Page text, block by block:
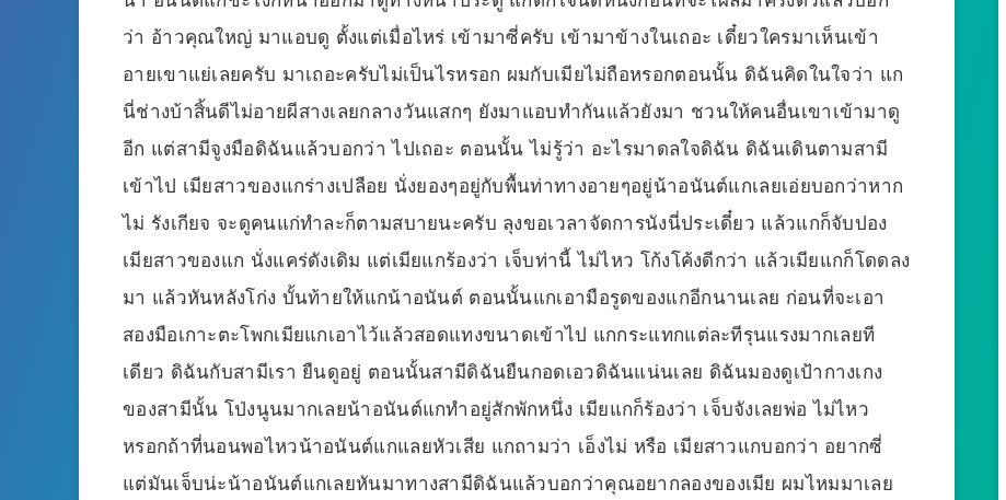
ว่า อ้าวคุณใหญ่ มาแอบดู ตั้งแต่เมื่อไหร่ เข้ามาซี่ครับ เข้ามาข้างในเถอะ เดี๋ยวใครมาเห็นเข้า
อายเขาแย่เลยครับ มาเถอะครับไม่เป็นไรหรอก ผมกับเมียไม่ถือหรอกตอนนั้น ดิฉันคิดในใจว่า แก
นี่ช่างบ้าสิ้นดีไม่อายผีสางเลยกลางวันแสกๆ ยังมาแอบทำกันแล้วยังมา ชวนให้คนอื่นเขาเข้ามาดู
อีก แต่สามีจูงมือดิฉันแล้วบอกว่า ไปเถอะ ตอนนั้น ไม่รู้ว่า อะไรมาดลใจดิฉัน ดิฉันเดินตามสามี
เข้าไป เมียสาวของแกร่างเปลือย นั่งยองๆอยู่กับพื้นท่าทางอายๆอยู่น้าอนันต์แกเลยเอ่ยบอกว่าหาก
ไม่ รังเกียจ จะดูคนแก่ทำละก็ตามสบายนะครับ ลุงขอเวลาจัดการนังนี่ประเดี๋ยว แล้วแกก็จับปอง
เมียสาวของแก นั่งแคร่ดังเดิม แต่เมียแกร้องว่า เจ็บท่านี้ ไม่ไหว โก้งโค้งดีกว่า แล้วเมียแกก็โดดลง
มา แล้วหันหลังโก่ง บั้นท้ายให้แกน้าอนันต์ ตอนนั้นแกเอามือรูดของแกอีกนานเลย ก่อนที่จะเอา
สองมือเกาะตะโพกเมียแกเอาไว้แล้วสอดแทงขนาดเข้าไป แกกระแทกแต่ละทีรุนแรงมากเลยที
เดียว ดิฉันกับสามีเรา ยืนดูอยู่ ตอนนั้นสามีดิฉันยืนกอดเอวดิฉันแน่นเลย ดิฉันมองดูเป้ากางเกง
ของสามีนั้น โป่งนูนมากเลยน้าอนันต์แกทำอยู่สักพักหนึ่ง เมียแกก็ร้องว่า เจ็บจังเลยพ่อ ไม่ไหว
หรอกถ้าที่นอนพอไหวน้าอนันต์แกแลยหัวเสีย แกถามว่า เอ็งไม่ หรือ เมียสาวแกบอกว่า อยากซี่
แต่มันเจ็บน่ะน้าอนันต์แกเลยหันมาทางสามีดิฉันแล้วบอกว่าคุณอยากลองของเมีย ผมไหมมาเลย